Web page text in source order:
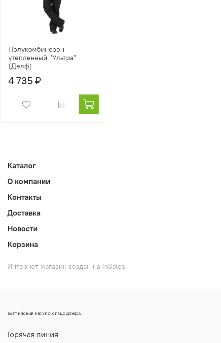
Полукомбинезон
утепленный "Ультра"
(Делф)
4 735 ₽
Каталог
О компании
Контакты
Доставка
Новости
Корзина
Интернет-магазин создан на InSales
БАЛТИЙСКИЙ РЕСУРС-СПЕЦОДЕЖДА
Горячая линия